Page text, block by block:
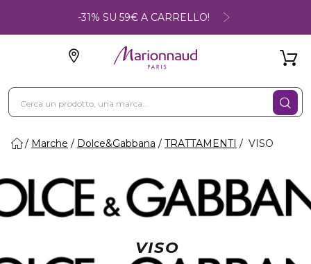
-31% SU 59€ A CARRELLO!
Marche Dolce&Gabbana TRATTAMENTI VISO
VISO